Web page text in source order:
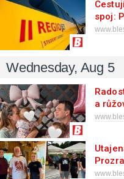
spoj:
Wednesday, Aug 5
a
rybí